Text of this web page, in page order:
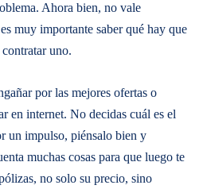
Ahora bien, no vale
muy importante saber qué hay que
uno.
por las mejores ofertas o
en internet. No decidas cuál es el
un impulso, piénsalo bien y
muchas cosas para que luego te
no solo su precio, sino